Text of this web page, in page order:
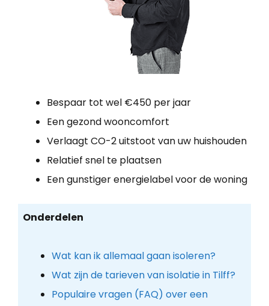
Bespaar tot wel €450 per jaar
Een gezond wooncomfort
Verlaagt CO-2 uitstoot van uw huishouden
Relatief snel te plaatsen
Een gunstiger energielabel voor de woning
Onderdelen
Wat kan ik allemaal gaan isoleren?
Wat zijn de tarieven van isolatie in Tilff?
Populaire vragen (FAQ) over een